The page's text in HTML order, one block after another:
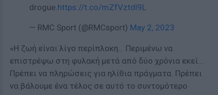
drogue.https://t.co/mZfVztdl9L
— RMC Sport (@RMCsport) May 2, 2023
«Η ζωή είναι λίγο περίπλοκη… Περιμένω να
επιστρέψω στη φυλακή μετά από δύο χρόνια εκεί…
Πρέπει να πληρώσεις για ηλίθια πράγματα. Πρέπει
να βάλουμε ένα τέλος σε αυτό το συντομότερο